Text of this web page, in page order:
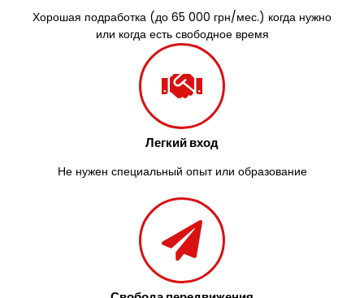
Хорошая подработка (до 65 000 грн/мес.) когда нужно
или когда есть свободное время
Легкий вход
Не нужен специальный опыт или образование